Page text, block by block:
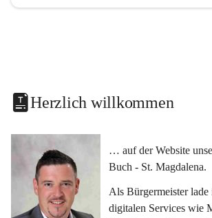
Herzlich willkommen
… auf der Website
Buch - St. Magdalena.
Als Bürgermeister lade
digitalen Services wie